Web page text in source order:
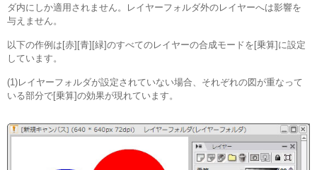
ダ内にしか適用されません。レイヤーフォルダ外のレイヤーへは影響を
与えません。
以下の作例は[赤][青][緑]のすべてのレイヤーの合成モードを[乗算]に設定
しています。
(1)レイヤーフォルダが設定されていない場合、それぞれの図が重なって
いる部分で[乗算]の効果が現れています。